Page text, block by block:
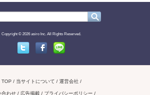
Copyright © 2026 asiro Inc. All Rights Reserved.
TOP 当サイトについて 運営会社
合わせ / 広告掲載 プライバシーポリシー